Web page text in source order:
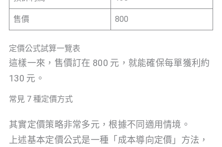
售價 800
定價公式試算一覽表
這樣一來，售價訂在 800 元，就能確保每單獲利約
130 元。
常見 7 種定價方式
其實定價策略非常多元，根據不同適用情境。
上述基本定價公式是一種「成本導向定價」方法，